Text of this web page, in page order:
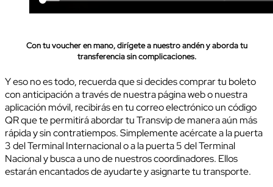
Con tu voucher en mano, dirígete a nuestro andén y aborda tu
transferencia sin complicaciones.
Y eso no es todo, recuerda que si decides comprar tu boleto
con anticipación a través de nuestra página web o nuestra
aplicación móvil, recibirás en tu correo electrónico un código
QR que te permitirá abordar tu Transvip de manera aún más
rápida y sin contratiempos. Simplemente acércate a la puerta
3 del Terminal Internacional o a la puerta 5 del Terminal
Nacional y busca a uno de nuestros coordinadores. Ellos
estarán encantados de ayudarte y asignarte tu transporte.